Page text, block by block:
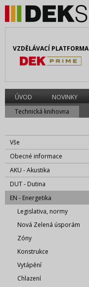
VZDĚLÁVACÍ PLATFORMA
ÚVOD NOVINKY
Technická knihovna
Vše
Obecné informace
AKU - Akustika
DUT - Dutina
EN - Energetika
Legislativa, normy
Nová Zelená úsporám
Zóny
Konstrukce
Vytápění
Chlazení